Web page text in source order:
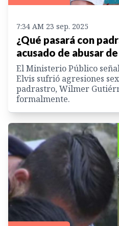
7:34 AM 23 sep. 2025
¿Qué pasará con
acusado de abusar
El Ministerio Público
Elvis sufrió agresiones
padrastro, Wilmer
formalmente.